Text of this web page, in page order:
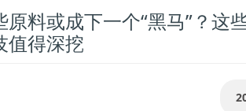
原料或成下一个“黑马”？这
值得深挖